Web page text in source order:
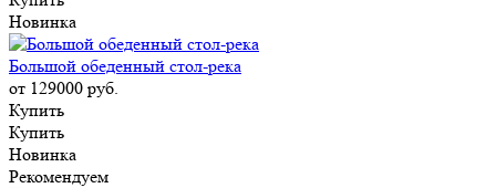
Новинка
Большой обеденный стол-река
от 129000 руб.
Купить
Купить
Новинка
Рекомендуем